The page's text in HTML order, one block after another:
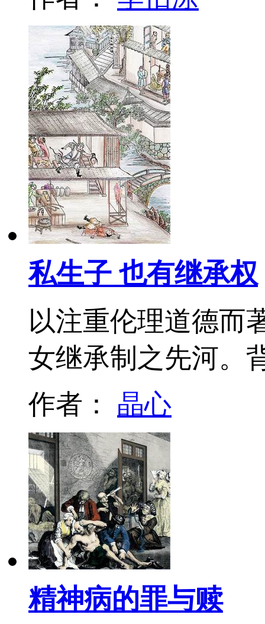
私生子 也有继承权
以注重伦理道德而
女继承制之先河。
作者： 晶心
精神病的罪与赎